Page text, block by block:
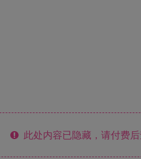
此处内容已隐藏，请付费